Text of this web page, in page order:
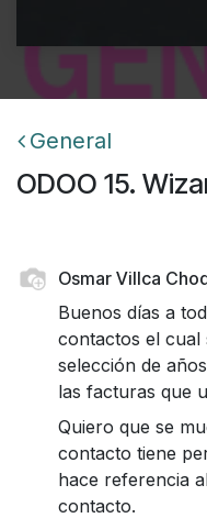
General
ODOO 15.
Osmar Villca
Buenos días a
contactos el cual
selección de
las facturas que
Quiero que se
contacto tiene
hace referencia
contacto.